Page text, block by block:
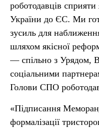
роботодавців
України до ЄС. Ми
зусиль для
шляхом якісної
— спільно з Урядом,
соціальними
Голови СПО
«Підписання
формалізації